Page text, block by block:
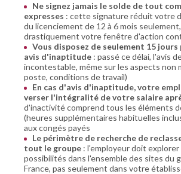
Ne signez jamais le solde de tout
expresses : cette signature réduit votre
du licenciement de 12 à 6 mois
drastiquement votre fenêtre d'action
Vous disposez de seulement 15
avis d'inaptitude : passé ce délai, l'avis
incontestable, même sur les aspects non
poste, conditions de travail)
En cas d'avis d'inaptitude, votre
verser l'intégralité de votre salaire
d'inactivité comprend tous les éléments
(heures supplémentaires habituelles
aux congés payés
Le périmètre de recherche de
tout le groupe : l'employeur doit
possibilités dans l'ensemble des sites du
France, pas seulement dans votre